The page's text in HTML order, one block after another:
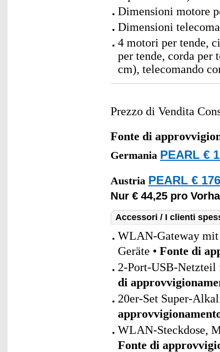
Dimensioni motore
Dimensioni
4 motori per tende,
per tende, corda per
cm), telecomando
Prezzo di Vendita
Fonte di
Germania PEARL €
Austria PEARL €
Nur € 44,25 pro
Accessori / I clienti
WLAN-Gateway
Geräte • Fonte di
2-Port-USB-
di
20er-Set Super-
WLAN-Steckdose,
Fonte di